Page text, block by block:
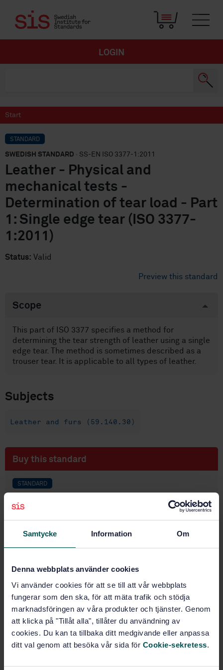
Samtycke Information Om
Denna webbplats använder cookies
Vi använder cookies för att se till att vår webbplats
fungerar som den ska, för att mäta trafik och stödja
marknadsföringen av våra produkter och tjänster. Genom
att klicka på "Tillåt alla", tillåter du användning av
cookies. Du kan ta tillbaka ditt medgivande eller anpassa
ditt val genom att besöka vår sida för Cookie-sekretess.
LOGIN
Start
STANDARD
SWEDISH STANDARD · SS-EN ISO 3377-1:2011
Leather - Physical and
mechanical tests -
Determination of tear load - Part
1: Single edge tear (ISO 3377-
1:2011)
Status: Valid
Preview this standard
Scope
This part of ISO 3377 specifies a method for
determining the tear strength of leather using a single
edge tear. The method is sometimes described as a
trouser tear. It is applicable to all types of leather.
Subjects
Leather and furs (59.140.30)
Buy this standard
STANDARD
Leather - Physical and mechanical tests -
Determination of tear load - Part 1: Single edge tear
(ISO 3377-1:2011)
PDF
Add to cart
Show more